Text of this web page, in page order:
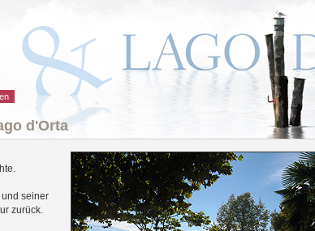
d'Orta
und seiner
zurück.